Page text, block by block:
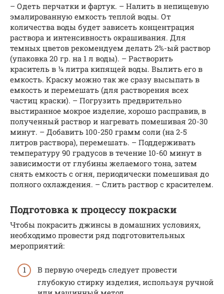
– Одеть перчатки и фартук. – Налить в непищевую
эмалированную емкость теплой воды. От
количества воды будет зависеть концентрация
раствора и интенсивность окрашивания. Для
темных цветов рекомендуем делать 2%-ый раствор
(упаковка 20 гр. на 1 л воды). – Растворить
краситель в ¼ литра кипящей воды. Вылить его в
емкость. Краску можно так же сразу высыпать в
емкость и перемешать (для растворения всех
частиц краски). – Погрузить предврительно
выстиранное мокрое изделие, хорошо расправив, в
полученный раствор и нагревать помешивая 20-30
минут. – Добавить 100-250 грамм соли (на 2-5
литров раствора), перемешать. – Поддерживать
температуру 90 градусов в течение 10-60 минут в
зависимости от глубины желаемого тона, затем
снять емкость с огня, периодически помешивая до
полного охлаждения. – Слить раствор с красителем.
Подготовка к процессу покраски
Чтобы покрасить джинсы в домашних условиях,
необходимо провести ряд подготовительных
мероприятий:
В первую очередь следует провести
глубокую стирку изделия, используя ручной